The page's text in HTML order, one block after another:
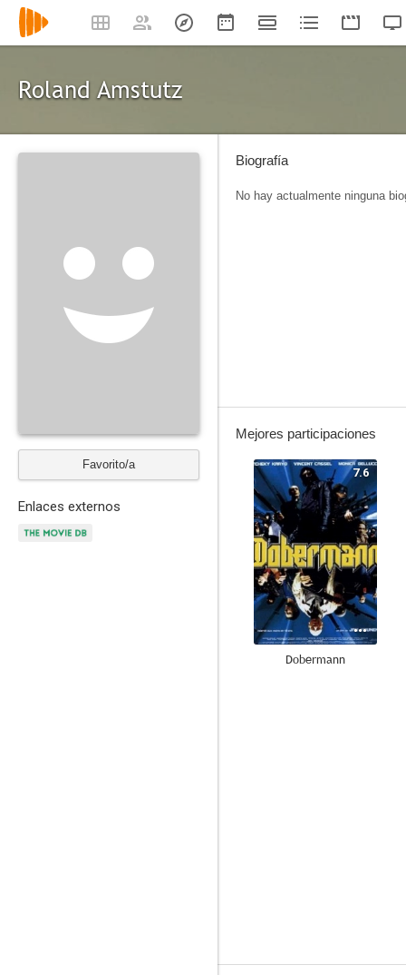
Roland Amstutz
Favorito/a
Enlaces externos
Biografía
No hay actualmente ninguna
Mejores participaciones
7.6
Dobermann